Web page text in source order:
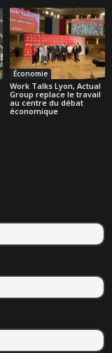
Économie
Work Talks Lyon, Actual
Group replace le travail
au centre du débat
économique